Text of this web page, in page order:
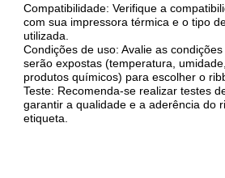
Compatibilidade: Verifique a
com sua impressora térmica e o tipo
utilizada.
Condições de uso: Avalie as
serão expostas (temperatura,
produtos químicos) para escolher o
Teste: Recomenda-se realizar testes
garantir a qualidade e a aderência do
etiqueta.